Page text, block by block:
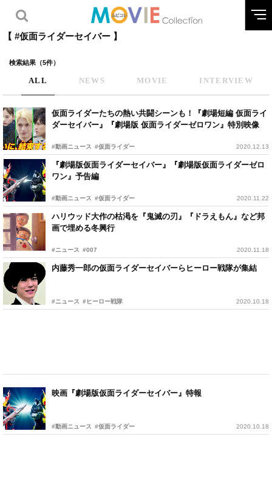
【 #仮面ライダーセイバー 】
検索結果（5件）
ALL NEWS MOVIE INTERVIEW
仮面ライダーたちの熱い共闘シーンも！『劇場短編 仮面ライ
ダーセイバー』『劇場版 仮面ライダーゼロワン』特別映像
#動画ニュース #仮面ライダー 2020.12.13
『劇場版仮面ライダーセイバー』『劇場版仮面ライダーゼロ
ワン』予告編
#動画ニュース #仮面ライダー 2020.11.22
ハリウッド大作の枯渇を『鬼滅の刃』『ドラえもん』など邦
画で埋める冬興行
#ニュース #007 2020.11.18
内藤秀一郎の仮面ライダーセイバーらヒーロー戦隊が集結
#ニュース #ヒーロー戦隊 2020.10.18
映画『劇場版仮面ライダーセイバー』特報
#動画ニュース #仮面ライダー 2020.10.18